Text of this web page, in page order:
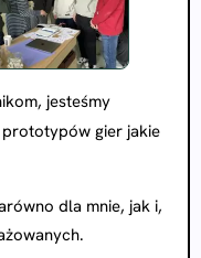
jesteśmy
gier jakie
dla mnie, jak i,